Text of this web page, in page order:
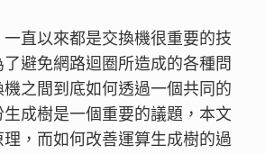
直以來都是交換機很重要的技
避免網路迴圈所造成的各種問
之間到底如何透過一個共同的
成樹是一個重要的議題，本文
，而如何改善運算生成樹的過